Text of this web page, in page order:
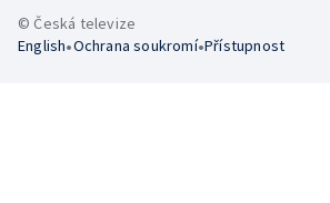
© Česká televize
English•Ochrana soukromí•Přístupnost